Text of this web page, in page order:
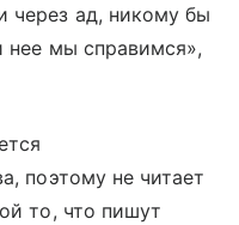
ад, никому бы
нее мы справимся»,
поэтому не читает
то, что пишут